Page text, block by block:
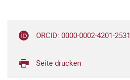
ORCID: 0000-0002-4201-2531
Seite drucken